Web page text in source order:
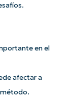
en el
afectar a
método.